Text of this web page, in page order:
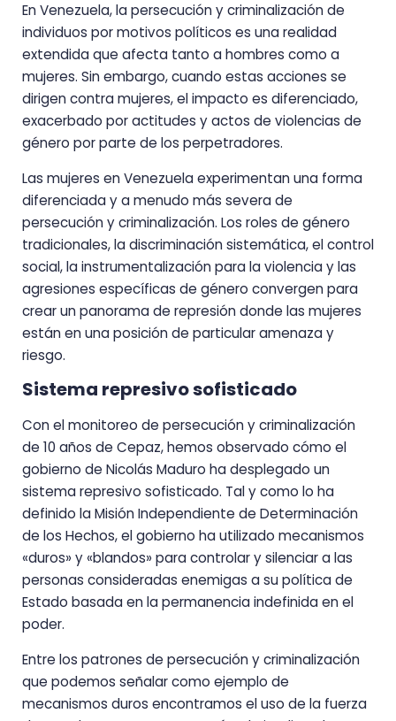
En Venezuela, la persecución y criminalización de
individuos por motivos políticos es una realidad
extendida que afecta tanto a hombres como a
mujeres. Sin embargo, cuando estas acciones se
dirigen contra mujeres, el impacto es diferenciado,
exacerbado por actitudes y actos de violencias de
género por parte de los perpetradores.
Las mujeres en Venezuela experimentan una forma
diferenciada y a menudo más severa de
persecución y criminalización. Los roles de género
tradicionales, la discriminación sistemática, el control
social, la instrumentalización para la violencia y las
agresiones específicas de género convergen para
crear un panorama de represión donde las mujeres
están en una posición de particular amenaza y
riesgo.
Sistema represivo sofisticado
Con el monitoreo de persecución y criminalización
de 10 años de Cepaz, hemos observado cómo el
gobierno de Nicolás Maduro ha desplegado un
sistema represivo sofisticado. Tal y como lo ha
definido la Misión Independiente de Determinación
de los Hechos, el gobierno ha utilizado mecanismos
«duros» y «blandos» para controlar y silenciar a las
personas consideradas enemigas a su política de
Estado basada en la permanencia indefinida en el
poder.
Entre los patrones de persecución y criminalización
que podemos señalar como ejemplo de
mecanismos duros encontramos el uso de la fuerza